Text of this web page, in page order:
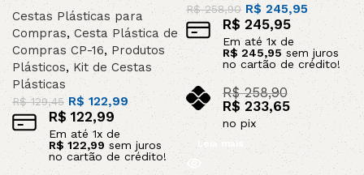
Cestas Plásticas para
Compras,Cesta Plástica de
Compras CP-16,Produtos
Plásticos, Kit de Cestas
Plásticas
R$129,45 R$ 122,99
R$122,99
Em até1x de
R$ 122,99 sem juros
no cartão de crédito!
R$258,90 R$ 245,95
R$ 245,95
Em até1x de
R$ 245,95sem juros
no cartão de crédito!
R$258,90
R$233,65
no pix
Leia mais